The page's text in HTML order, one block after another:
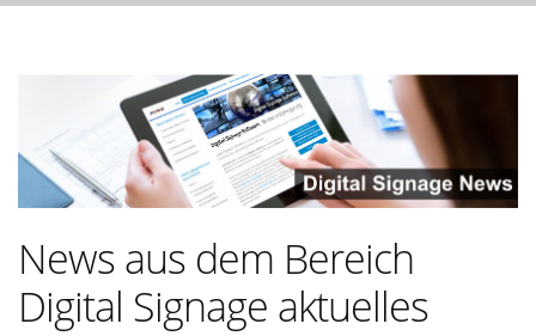
News aus dem Bereich
Digital Signage aktuelles